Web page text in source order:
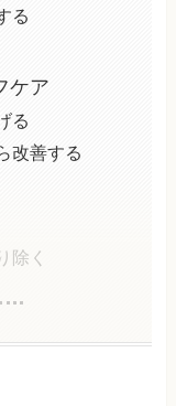
る
ケア
る
改善する
除く